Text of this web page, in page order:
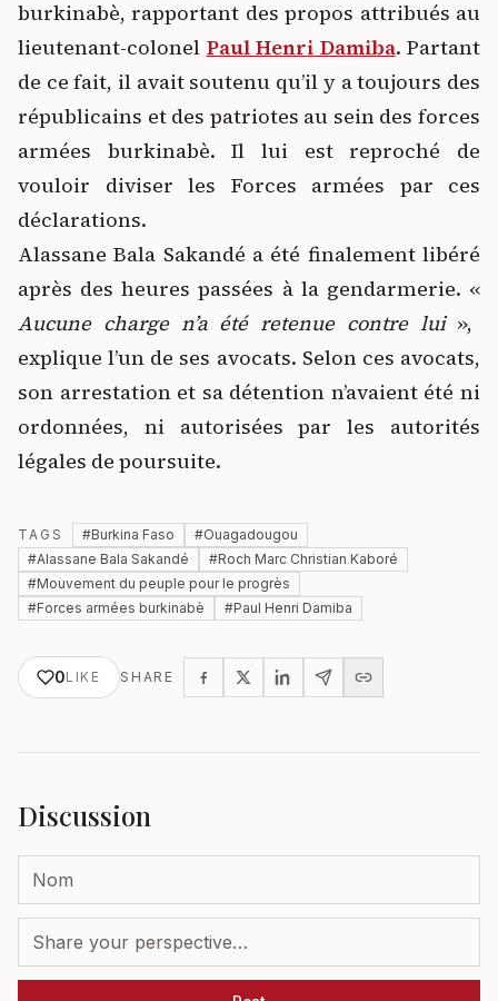
burkinabè, rapportant des propos attribués au
lieutenant-colonel Paul Henri Damiba. Partant
de ce fait, il avait soutenu qu’il y a toujours des
républicains et des patriotes au sein des forces
armées burkinabè. Il lui est reproché de
vouloir diviser les Forces armées par ces
déclarations.
Alassane Bala Sakandé a été finalement libéré
après des heures passées à la gendarmerie. «
Aucune charge n’a été retenue contre lui »,
explique l’un de ses avocats. Selon ces avocats,
son arrestation et sa détention n’avaient été ni
ordonnées, ni autorisées par les autorités
légales de poursuite.
TAGS #Burkina Faso #Ouagadougou
#Alassane Bala Sakandé #Roch Marc Christian Kaboré
#Mouvement du peuple pour le progrès
#Forces armées burkinabè #Paul Henri Damiba
0LIKE SHARE
Discussion